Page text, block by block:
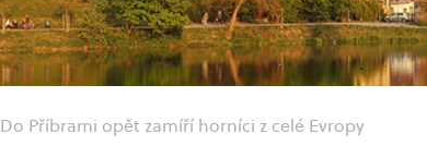
Do Příbrami opět zamíří horníci z celé Evropy